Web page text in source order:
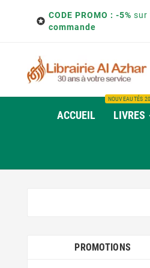

CODE PROMO : -5% sur
commande
ACCUEIL LIVRES
NOUVEAUTÉS
PROMOTIONS